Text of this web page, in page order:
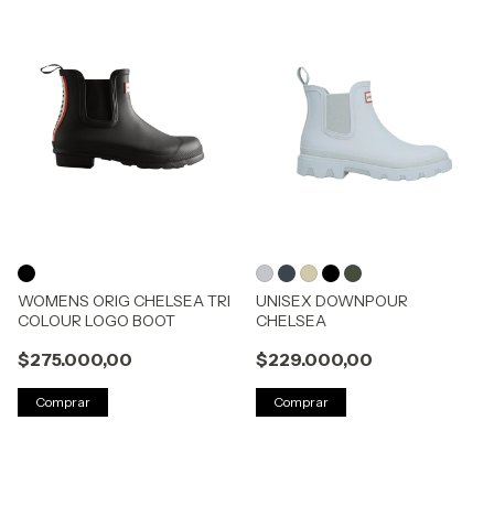
WOMENS ORIG CHELSEA TRI
COLOUR LOGO BOOT
$275.000,00
Comprar
UNISEX DOWNPOUR
CHELSEA
$229.000,00
Comprar